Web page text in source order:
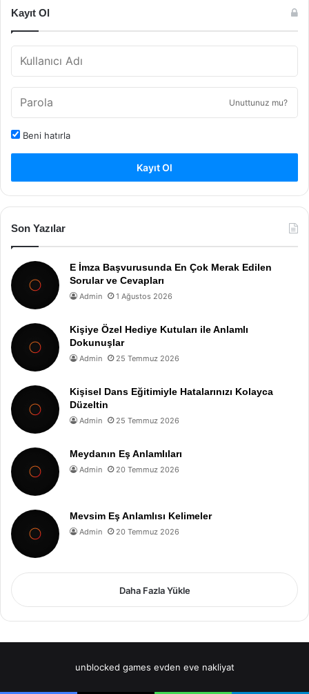
Kayıt Ol
Unuttunuz mu?
Beni hatırla
Kayıt Ol
Son Yazılar
E İmza Başvurusunda En Çok Merak Edilen
Sorular ve Cevapları
Admin 1 Ağustos 2026
Kişiye Özel Hediye Kutuları ile Anlamlı
Dokunuşlar
Admin 25 Temmuz 2026
Kişisel Dans Eğitimiyle Hatalarınızı Kolayca
Düzeltin
Admin 25 Temmuz 2026
Meydanın Eş Anlamlıları
Admin 20 Temmuz 2026
Mevsim Eş Anlamlısı Kelimeler
Admin 20 Temmuz 2026
Daha Fazla Yükle
unblocked games evden eve nakliyat